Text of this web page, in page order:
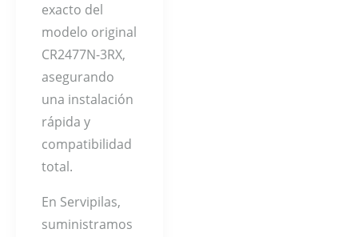
exacto del
modelo original
CR2477N-3RX,
asegurando
una instalación
rápida y
compatibilidad
total.
En Servipilas,
suministramos